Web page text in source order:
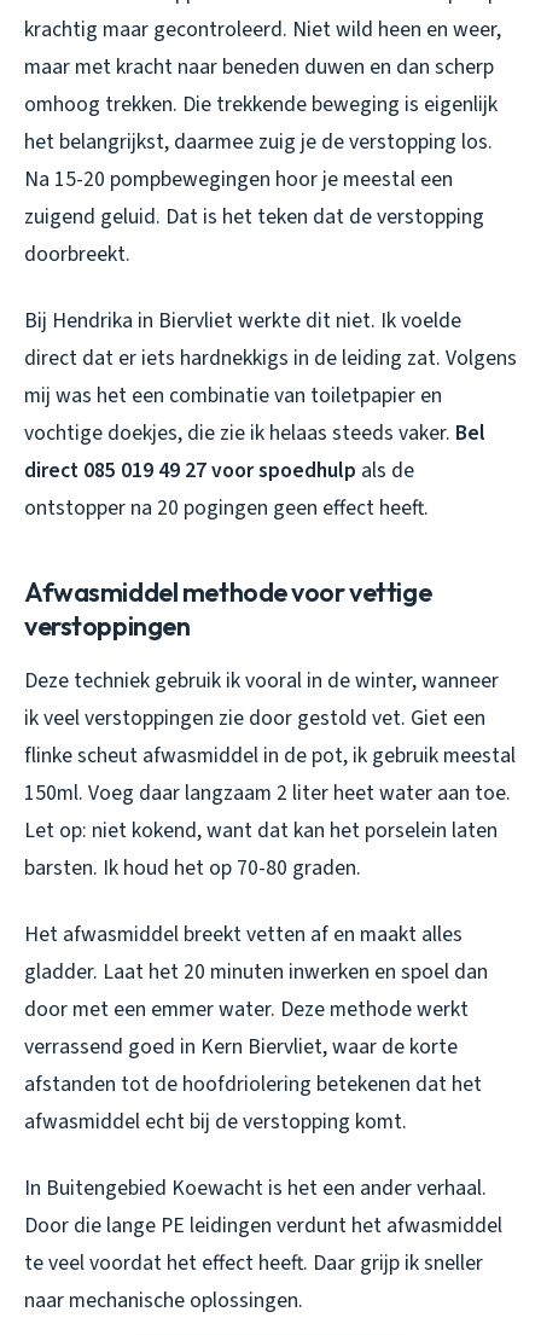
krachtig maar gecontroleerd. Niet wild heen en weer,
maar met kracht naar beneden duwen en dan scherp
omhoog trekken. Die trekkende beweging is eigenlijk
het belangrijkst, daarmee zuig je de verstopping los.
Na 15-20 pompbewegingen hoor je meestal een
zuigend geluid. Dat is het teken dat de verstopping
doorbreekt.
Bij Hendrika in Biervliet werkte dit niet. Ik voelde
direct dat er iets hardnekkigs in de leiding zat. Volgens
mij was het een combinatie van toiletpapier en
vochtige doekjes, die zie ik helaas steeds vaker. Bel
direct 085 019 49 27 voor spoedhulp als de
ontstopper na 20 pogingen geen effect heeft.
Afwasmiddel methode voor vettige
verstoppingen
Deze techniek gebruik ik vooral in de winter, wanneer
ik veel verstoppingen zie door gestold vet. Giet een
flinke scheut afwasmiddel in de pot, ik gebruik meestal
150ml. Voeg daar langzaam 2 liter heet water aan toe.
Let op: niet kokend, want dat kan het porselein laten
barsten. Ik houd het op 70-80 graden.
Het afwasmiddel breekt vetten af en maakt alles
gladder. Laat het 20 minuten inwerken en spoel dan
door met een emmer water. Deze methode werkt
verrassend goed in Kern Biervliet, waar de korte
afstanden tot de hoofdriolering betekenen dat het
afwasmiddel echt bij de verstopping komt.
In Buitengebied Koewacht is het een ander verhaal.
Door die lange PE leidingen verdunt het afwasmiddel
te veel voordat het effect heeft. Daar grijp ik sneller
naar mechanische oplossingen.